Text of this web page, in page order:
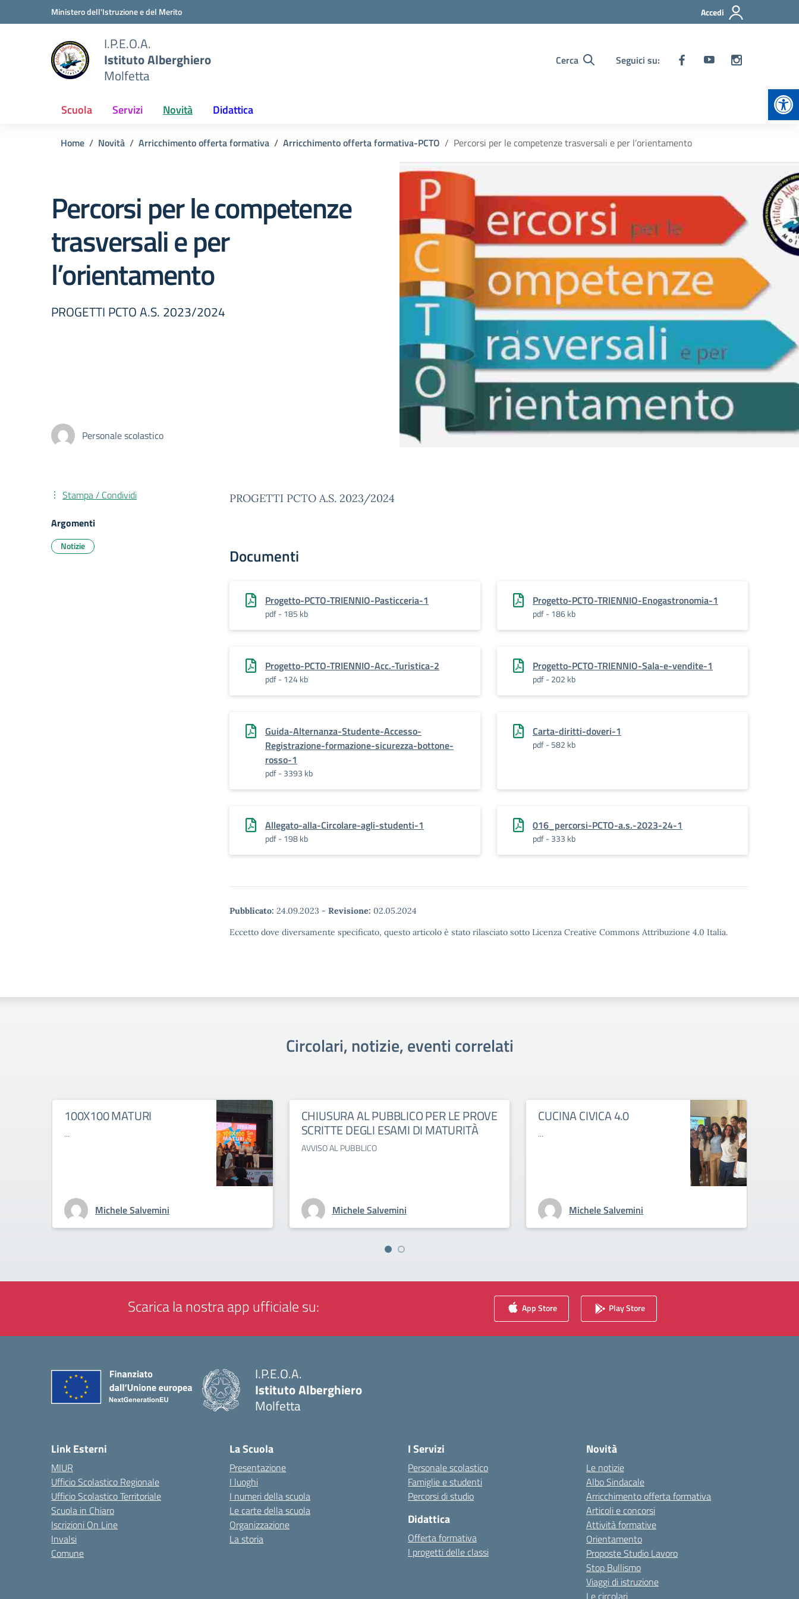
Vai ai contenuti
Vai al menu di navigazioneMinistero dell'Istruzione e del Merito Accedi
I.P.E.O.A.
Istituto Alberghiero
Molfetta
Cerca Seguici su:
Scuola Servizi Novità Didattica
Home Novità Arricchimento offerta formativa Arricchimento offerta formativa-PCTO Percorsi per le competenze trasversali e per l’orientamento
Percorsi per le competenze
trasversali e per
l’orientamento
PROGETTI PCTO A.S. 2023/2024
Personale scolastico
PROGETTI PCTO A.S. 2023/2024
Documenti
Progetto-PCTO-TRIENNIO-Pasticceria-1
pdf - 185 kb
Progetto-PCTO-TRIENNIO-Enogastronomia-1
pdf - 186 kb
Progetto-PCTO-TRIENNIO-Acc.-Turistica-2
pdf - 124 kb
Progetto-PCTO-TRIENNIO-Sala-e-vendite-1
pdf - 202 kb
Guida-Alternanza-Studente-Accesso-
Registrazione-formazione-sicurezza-bottone-
rosso-1
pdf - 3393 kb
Carta-diritti-doveri-1
pdf - 582 kb
Allegato-alla-Circolare-agli-studenti-1
pdf - 198 kb
016_percorsi-PCTO-a.s.-2023-24-1
pdf - 333 kb
Pubblicato: 24.09.2023 - Revisione: 02.05.2024
Eccetto dove diversamente specificato, questo articolo è stato rilasciato sotto Licenza Creative Commons Attribuzione 4.0 Italia.
Stampa / Condividi
Argomenti
Notizie
Circolari, notizie, eventi correlati
100X100 MATURI
...
Michele Salvemini
CHIUSURA AL PUBBLICO PER LE PROVE
SCRITTE DEGLI ESAMI DI MATURITÀ
AVVISO AL PUBBLICO
Michele Salvemini
CUCINA CIVICA 4.0
...
Michele Salvemini
Scarica la nostra app ufficiale su: App Store Play Store
I.P.E.O.A.
Istituto Alberghiero
Molfetta
Link Esterni
MIUR
Ufficio Scolastico Regionale
Ufficio Scolastico Territoriale
Scuola in Chiaro
Iscrizioni On Line
Invalsi
Comune
La Scuola
Presentazione
I luoghi
I numeri della scuola
Le carte della scuola
Organizzazione
La storia
I Servizi
Personale scolastico
Famiglie e studenti
Percorsi di studio
Didattica
Offerta formativa
I progetti delle classi
Novità
Le notizie
Albo Sindacale
Arricchimento offerta formativa
Articoli e concorsi
Attività formative
Orientamento
Proposte Studio Lavoro
Stop Bullismo
Viaggi di istruzione
Le circolari